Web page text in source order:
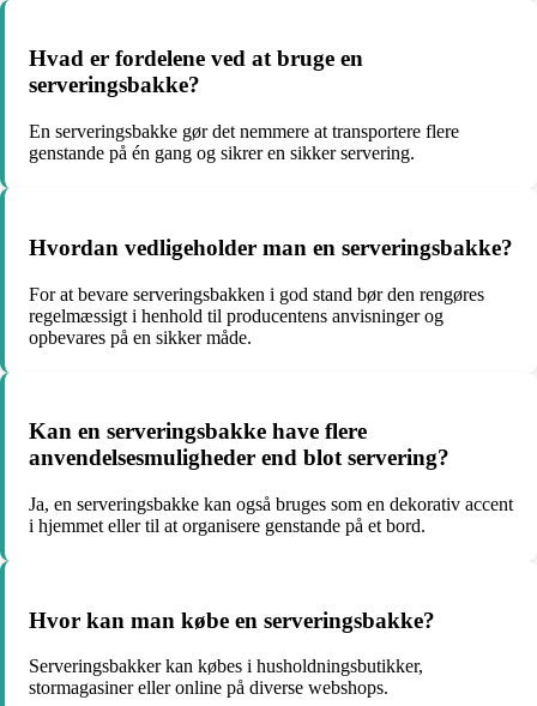
Hvad er fordelene ved at bruge en
serveringsbakke?
En serveringsbakke gør det nemmere at transportere flere
genstande på én gang og sikrer en sikker servering.
Hvordan vedligeholder man en serveringsbakke?
For at bevare serveringsbakken i god stand bør den rengøres
regelmæssigt i henhold til producentens anvisninger og
opbevares på en sikker måde.
Kan en serveringsbakke have flere
anvendelsesmuligheder end blot servering?
Ja, en serveringsbakke kan også bruges som en dekorativ accent
i hjemmet eller til at organisere genstande på et bord.
Hvor kan man købe en serveringsbakke?
Serveringsbakker kan købes i husholdningsbutikker,
stormagasiner eller online på diverse webshops.